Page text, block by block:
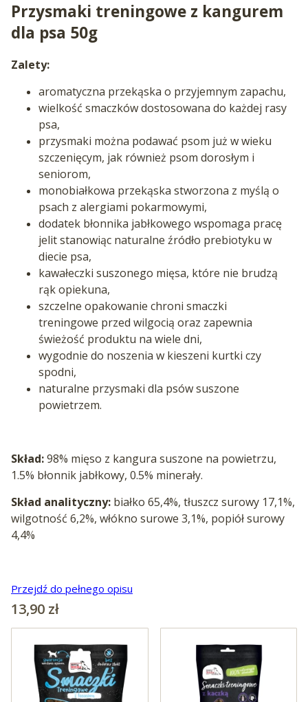
Przysmaki treningowe z kangurem
dla psa 50g
Zalety:
aromatyczna przekąska o przyjemnym zapachu,
wielkość smaczków dostosowana do każdej rasy
psa,
przysmaki można podawać psom już w wieku
szczenięcym, jak również psom dorosłym i
seniorom,
monobiałkowa przekąska stworzona z myślą o
psach z alergiami pokarmowymi,
dodatek błonnika jabłkowego wspomaga pracę
jelit stanowiąc naturalne źródło prebiotyku w
diecie psa,
kawałeczki suszonego mięsa, które nie brudzą
rąk opiekuna,
szczelne opakowanie chroni smaczki
treningowe przed wilgocią oraz zapewnia
świeżość produktu na wiele dni,
wygodnie do noszenia w kieszeni kurtki czy
spodni,
naturalne przysmaki dla psów suszone
powietrzem.
Skład:98% mięso z kangura suszone na powietrzu,
1.5% błonnik jabłkowy, 0.5% minerały.
Skład analityczny: białko 65,4%, tłuszcz surowy 17,1%,
wilgotność 6,2%, włókno surowe 3,1%, popiół surowy
4,4%
Przejdź do pełnego opisu
Cena
13,90 zł